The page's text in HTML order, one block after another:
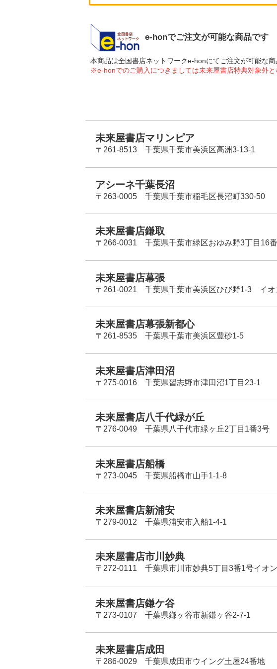
e-honでご注文が可能な商品です
本商品は全国書店ネットワークe-honにてご注文が可能な
※e-honでのご購入につきましては未来屋書店特典対象外と
未来屋書店マリンピア
〒261-8513 千葉県千葉市美浜区高洲3-13-1
アシーネ千葉長沼
〒263-0005 千葉県千葉市稲毛区長沼町330-50
未来屋書店鎌取
〒266-0031 千葉県千葉市緑区おゆみ野3丁目16
未来屋書店幕張
〒261-0021 千葉県千葉市美浜区ひび野1-3 イオ
未来屋書店幕張新都心
〒261-8535 千葉県千葉市美浜区豊砂1-5
未来屋書店津田沼
〒275-0016 千葉県習志野市津田沼1丁目23-1
未来屋書店八千代緑が丘
〒276-0049 千葉県八千代市緑ヶ丘2丁目1番3号
未来屋書店船橋
〒273-0045 千葉県船橋市山手1-1-8
未来屋書店新浦安
〒279-0012 千葉県浦安市入船1-4-1
未来屋書店市川妙典
〒272-0111 千葉県市川市妙典5丁目3番1号イオ
未来屋書店鎌ケ谷
〒273-0107 千葉県鎌ヶ谷市新鎌ヶ谷2-7-1
未来屋書店成田
〒286-0029 千葉県成田市ウイング土屋24番地